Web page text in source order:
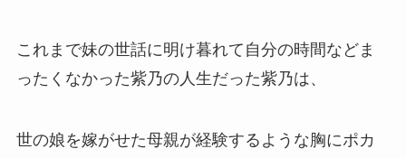
これまで妹の世話に明け暮れて自分の時間などま
ったくなかった紫乃の人生だった紫乃は、
世の娘を嫁がせた母親が経験するような胸にポカ